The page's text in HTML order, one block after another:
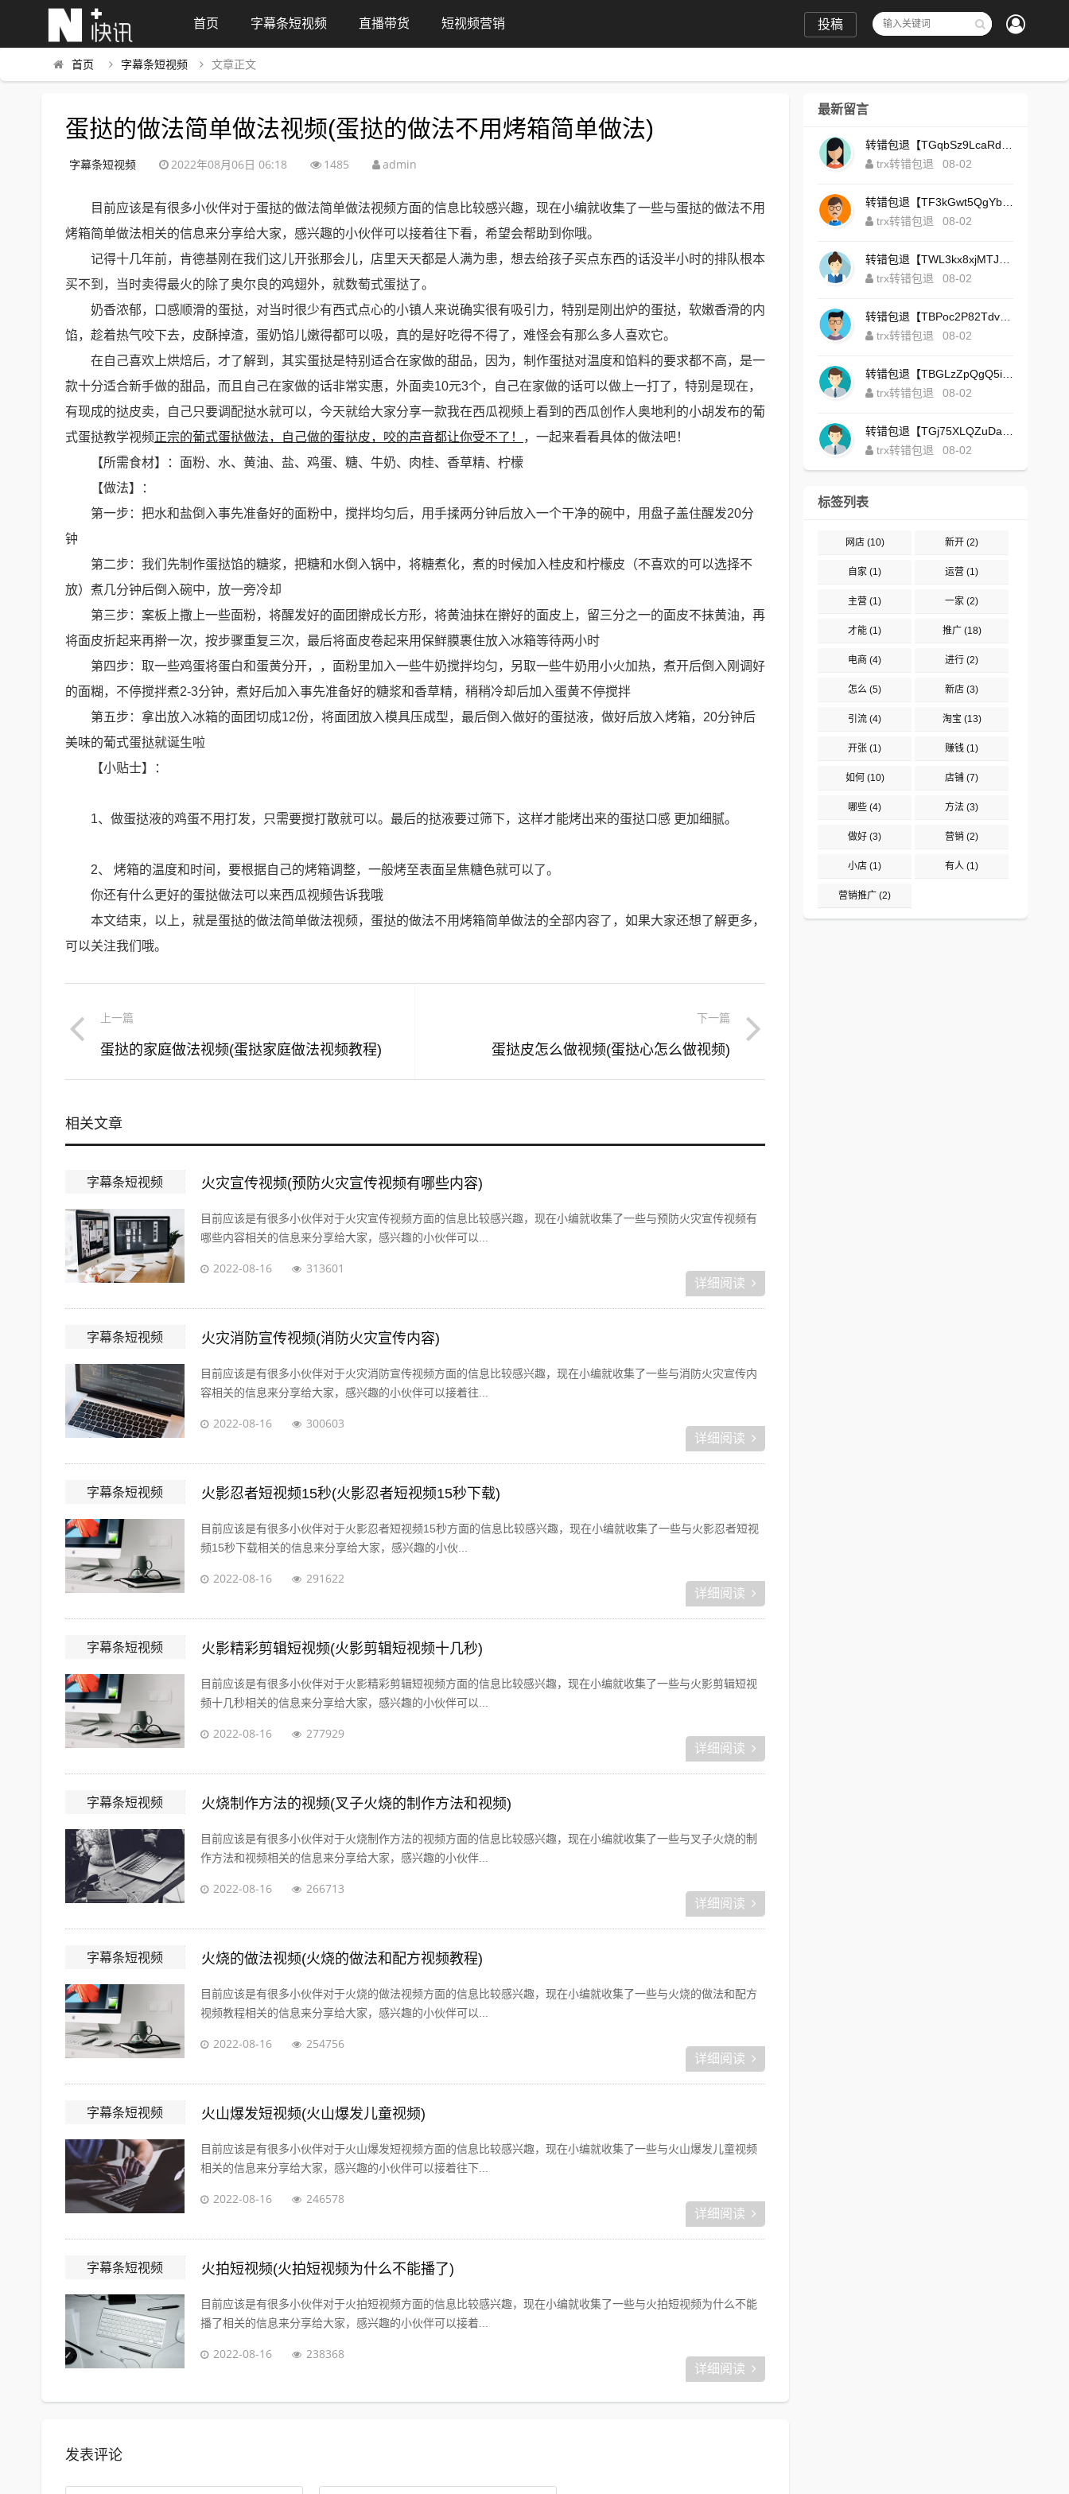
首页 字幕条短视频 直播带货 短视频营销 投稿
首页 字幕条短视频 文章正文
蛋挞的做法简单做法视频(蛋挞的做法不用烤箱简单做法)
字幕条短视频 2022年08月06日 06:18 1485 admin
目前应该是有很多小伙伴对于蛋挞的做法简单做法视频方面的信息比较感兴趣，现在小编就收集了一些与蛋挞的做法不用
烤箱简单做法相关的信息来分享给大家，感兴趣的小伙伴可以接着往下看，希望会帮助到你哦。
记得十几年前，肯德基刚在我们这儿开张那会儿，店里天天都是人满为患，想去给孩子买点东西的话没半小时的排队根本
买不到，当时卖得最火的除了奥尔良的鸡翅外，就数萄式蛋挞了。
奶香浓郁，口感顺滑的蛋挞，对当时很少有西式点心的小镇人来说确实很有吸引力，特别是刚出炉的蛋挞，软嫩香滑的内
馅，趁着热气咬下去，皮酥掉渣，蛋奶馅儿嫩得都可以吸，真的是好吃得不得了，难怪会有那么多人喜欢它。
在自己喜欢上烘焙后，才了解到，其实蛋挞是特别适合在家做的甜品，因为，制作蛋挞对温度和馅料的要求都不高，是一
款十分适合新手做的甜品，而且自己在家做的话非常实惠，外面卖10元3个，自己在家做的话可以做上一打了，特别是现在，
有现成的挞皮卖，自己只要调配挞水就可以，今天就给大家分享一款我在西瓜视频上看到的西瓜创作人奥地利的小胡发布的葡
式蛋挞教学视频正宗的葡式蛋挞做法，自己做的蛋挞皮，咬的声音都让你受不了！
，一起来看看具体的做法吧！
【所需食材】：面粉、水、黄油、盐、鸡蛋、糖、牛奶、肉桂、香草精、柠檬
【做法】：
第一步：把水和盐倒入事先准备好的面粉中，搅拌均匀后，用手揉两分钟后放入一个干净的碗中，用盘子盖住醒发20分
钟
第二步：我们先制作蛋挞馅的糖浆，把糖和水倒入锅中，将糖煮化，煮的时候加入桂皮和柠檬皮（不喜欢的可以选择不
放）煮几分钟后倒入碗中，放一旁冷却
第三步：案板上撒上一些面粉，将醒发好的面团擀成长方形，将黄油抹在擀好的面皮上，留三分之一的面皮不抹黄油，再
将面皮折起来再擀一次，按步骤重复三次，最后将面皮卷起来用保鲜膜裹住放入冰箱等待两小时
第四步：取一些鸡蛋将蛋白和蛋黄分开，，面粉里加入一些牛奶搅拌均匀，另取一些牛奶用小火加热，煮开后倒入刚调好
的面糊，不停搅拌煮2-3分钟，煮好后加入事先准备好的糖浆和香草精，稍稍冷却后加入蛋黄不停搅拌
第五步：拿出放入冰箱的面团切成12份，将面团放入模具压成型，最后倒入做好的蛋挞液，做好后放入烤箱，20分钟后
美味的葡式蛋挞就诞生啦
【小贴士】：
1、做蛋挞液的鸡蛋不用打发，只需要搅打散就可以。最后的挞液要过筛下，这样才能烤出来的蛋挞口感 更加细腻。
2、 烤箱的温度和时间，要根据自己的烤箱调整，一般烤至表面呈焦糖色就可以了。
你还有什么更好的蛋挞做法可以来西瓜视频告诉我哦
本文结束，以上，就是蛋挞的做法简单做法视频，蛋挞的做法不用烤箱简单做法的全部内容了，如果大家还想了解更多，
可以关注我们哦。
上一篇
蛋挞的家庭做法视频(蛋挞家庭做法视频教程)
下一篇
蛋挞皮怎么做视频(蛋挞心怎么做视频)
相关文章
字幕条短视频 火灾宣传视频(预防火灾宣传视频有哪些内容)
目前应该是有很多小伙伴对于火灾宣传视频方面的信息比较感兴趣，现在小编就收集了一些与预防火灾宣传视频有
哪些内容相关的信息来分享给大家，感兴趣的小伙伴可以...
2022-08-16 313601
详细阅读
字幕条短视频 火灾消防宣传视频(消防火灾宣传内容)
目前应该是有很多小伙伴对于火灾消防宣传视频方面的信息比较感兴趣，现在小编就收集了一些与消防火灾宣传内
容相关的信息来分享给大家，感兴趣的小伙伴可以接着往...
2022-08-16 300603
详细阅读
字幕条短视频 火影忍者短视频15秒(火影忍者短视频15秒下载)
目前应该是有很多小伙伴对于火影忍者短视频15秒方面的信息比较感兴趣，现在小编就收集了一些与火影忍者短视
频15秒下载相关的信息来分享给大家，感兴趣的小伙...
2022-08-16 291622
详细阅读
字幕条短视频 火影精彩剪辑短视频(火影剪辑短视频十几秒)
目前应该是有很多小伙伴对于火影精彩剪辑短视频方面的信息比较感兴趣，现在小编就收集了一些与火影剪辑短视
频十几秒相关的信息来分享给大家，感兴趣的小伙伴可以...
2022-08-16 277929
详细阅读
字幕条短视频 火烧制作方法的视频(叉子火烧的制作方法和视频)
目前应该是有很多小伙伴对于火烧制作方法的视频方面的信息比较感兴趣，现在小编就收集了一些与叉子火烧的制
作方法和视频相关的信息来分享给大家，感兴趣的小伙伴...
2022-08-16 266713
详细阅读
字幕条短视频 火烧的做法视频(火烧的做法和配方视频教程)
目前应该是有很多小伙伴对于火烧的做法视频方面的信息比较感兴趣，现在小编就收集了一些与火烧的做法和配方
视频教程相关的信息来分享给大家，感兴趣的小伙伴可以...
2022-08-16 254756
详细阅读
字幕条短视频 火山爆发短视频(火山爆发儿童视频)
目前应该是有很多小伙伴对于火山爆发短视频方面的信息比较感兴趣，现在小编就收集了一些与火山爆发儿童视频
相关的信息来分享给大家，感兴趣的小伙伴可以接着往下...
2022-08-16 246578
详细阅读
字幕条短视频 火拍短视频(火拍短视频为什么不能播了)
目前应该是有很多小伙伴对于火拍短视频方面的信息比较感兴趣，现在小编就收集了一些与火拍短视频为什么不能
播了相关的信息来分享给大家，感兴趣的小伙伴可以接着...
2022-08-16 238368
详细阅读
发表评论
最新留言
trx转错包退
08-02
trx转错包退
08-02
trx转错包退
08-02
trx转错包退
08-02
trx转错包退
08-02
trx转错包退
08-02
标签列表
网店(10) 新开 (2)
自家 (1) 运营 (1)
主营 (1) 一家 (2)
才能 (1) 推广(18)
电商 (4) 进行 (2)
怎么 (5) 新店 (3)
引流 (4) 淘宝 (13)
开张 (1) 赚钱 (1)
如何 (10) 店铺 (7)
哪些 (4) 方法 (3)
做好 (3) 营销 (2)
小店 (1) 有人 (1)
营销推广 (2)